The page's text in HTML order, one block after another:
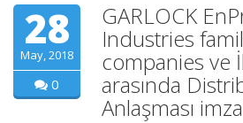
28
May, 2018
0
GARLOCK
Industries
companies ve
arasında
Anlaşması